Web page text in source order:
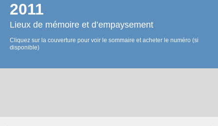
2011
Lieux de mémoire et d’empaysement
Cliquez sur la couverture pour voir le sommaire et acheter le numéro (si
disponible)